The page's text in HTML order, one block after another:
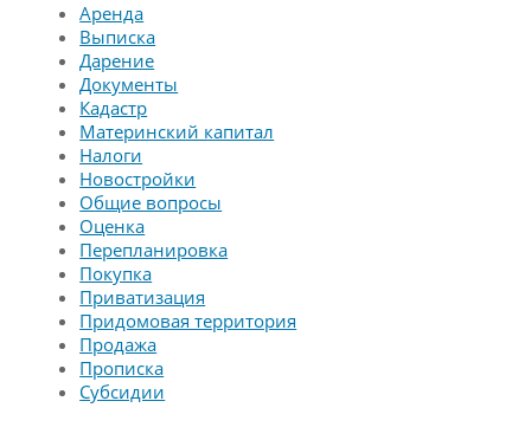
Аренда
Выписка
Дарение
Документы
Кадастр
Материнский капитал
Налоги
Новостройки
Общие вопросы
Оценка
Перепланировка
Покупка
Приватизация
Придомовая территория
Продажа
Прописка
Субсидии